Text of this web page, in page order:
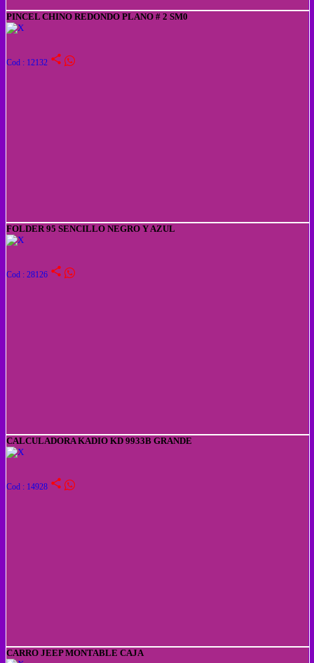
PINCEL CHINO REDONDO PLANO # 2 SM0
Cod : 12132 share
FOLDER 95 SENCILLO NEGRO Y AZUL
Cod : 28126 share
CALCULADORA KADIO KD 9933B GRANDE
Cod : 14928 share
CARRO JEEP MONTABLE CAJA